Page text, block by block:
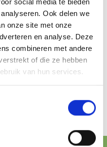
Ook delen we
onze site met onze
en analyse. Deze
combineren met andere
of die ze hebben
van hun services.